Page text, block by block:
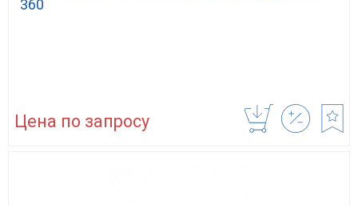
360
Цена по запросу